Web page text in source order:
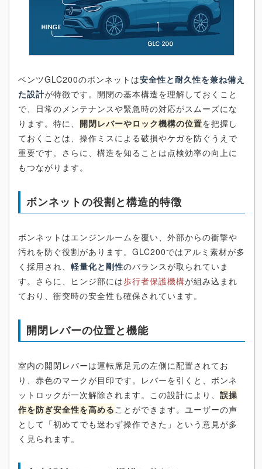
ベンツGLC200のボンネットは安全性と耐久性を兼ね備え
た設計が特徴です。開閉の基本構造を理解しておくこと
で、日常のメンテナンスや緊急時の対応がスムーズにな
ります。特に、 開閉レバーやロック機構の位置を把握し
ておくことは、操作ミスによる破損やケガを防ぐうえで
重要です。さらに、構造を知ることは点検効率の向上に
もつながります。
ボンネットの役割と構造的特徴
ボンネットはエンジンルームを覆い、外部からの衝撃や
汚れを防ぐ役割があります。GLC200ではアルミ素材が多
く採用され、 軽量化と剛性のバランスが取られていま
す。さらに、ヒンジ部には歩行者保護機構が組み込まれ
ており、衝突時の安全性も確保されています。
開閉レバーの位置と機能
室内の開閉レバーは運転席足元の左側に配置されてお
り、赤色のマークが目印です。レバーを引くと、ボンネ
ットロックが一次解除されます。この設計により、 誤操
作を防ぎ安全性を高める ことができます。ユーザーの声
として「初めてでも迷わず操作できた」という意見が多
く見られます。